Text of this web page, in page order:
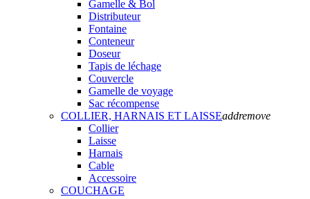
Gamelle & Bol
Distributeur
Fontaine
Conteneur
Doseur
Tapis de léchage
Couvercle
Gamelle de voyage
Sac récompense
COLLIER, HARNAIS ET LAISSEaddremove
Collier
Laisse
Harnais
Cable
Accessoire
COUCHAGE